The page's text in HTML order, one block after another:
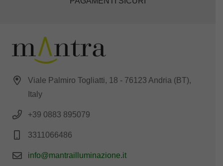
Viale Palmiro Togliatti, 18 - 76123 Andria (BT),
Italy
+39 0883 895079
3311066486
info@mantrailluminazione.it